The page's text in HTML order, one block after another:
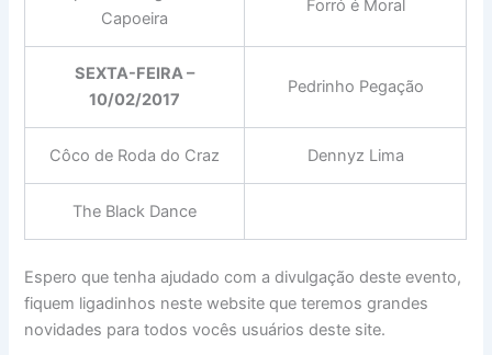
Capoeira
Forró é Moral
SEXTA-FEIRA –
10/02/2017
Pedrinho Pegação
Côco de Roda do Craz Dennyz Lima
The Black Dance
Espero que tenha ajudado com a divulgação deste evento,
fiquem ligadinhos neste website que teremos grandes
novidades para todos vocês usuários deste site.